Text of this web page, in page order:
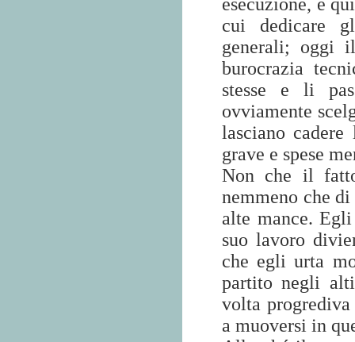
cui dedicare
generali; oggi
burocrazia
stesse e li
ovviamente
lasciano
grave e spese
Non che il
nemmeno che
alte mance.
suo lavoro
che egli urta
partito negli
volta
a muoversi in